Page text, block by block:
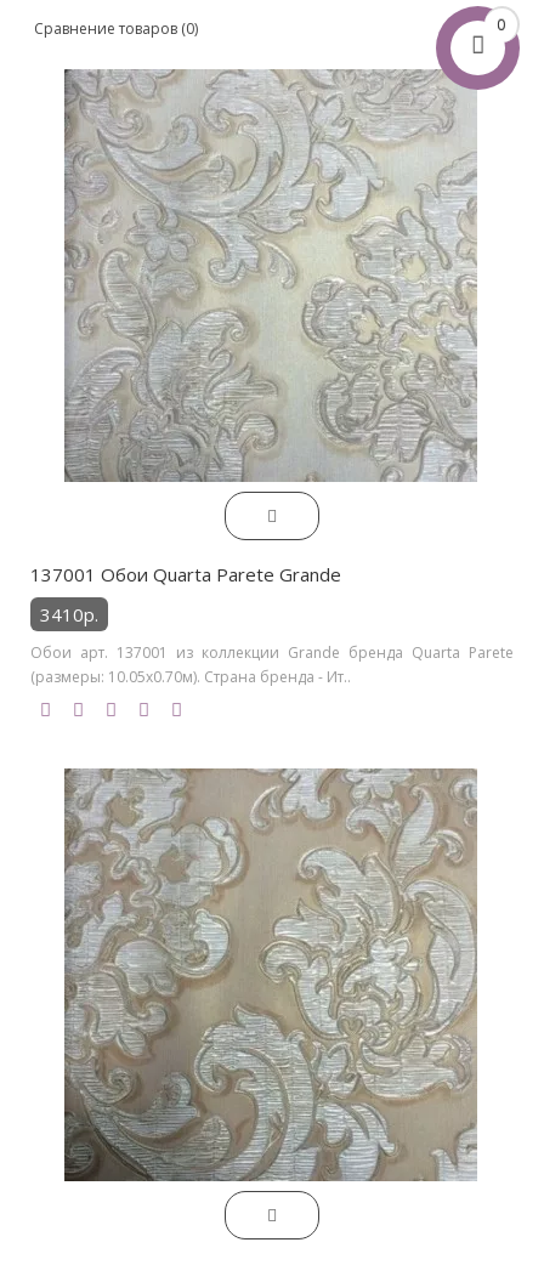
0
Сравнение товаров (0)
137001 Обои Quarta Parete Grande
3410р.
Обои арт. 137001 из коллекции Grande бренда Quarta Parete
(размеры: 10.05х0.70м). Страна бренда - Ит..